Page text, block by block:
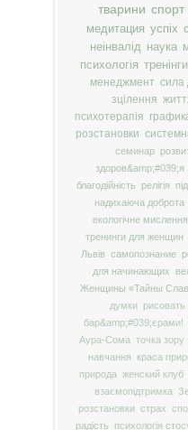
тварини спорт
медитация успіх
неінвалід наука
психологія тренінги
менеджмент сила
зцілення
психотерапія
розстановки
семинар
здоров&amp;#039;я
благодійність
релігія
надихаюча доброта
екологічне мислення
тренинги для женщин
Львів самопознание
для начинающих
Женщины «Тайны
думки
рисовать
бар&amp;#039;єрами!
Аура-Сома точка зору
навчання
краса
природа женский клуб
взаємопідтримка
розстановки страх
радість
психологія